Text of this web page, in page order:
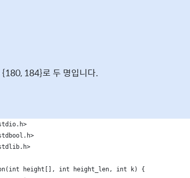
184}로 두 명입니다.
height[], int height_len, int k) {